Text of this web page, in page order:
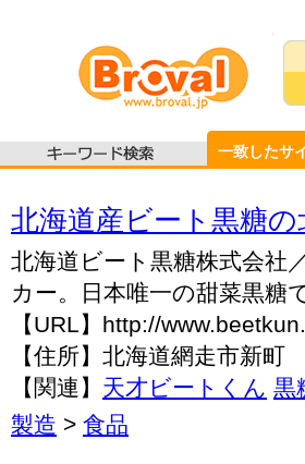
一致したサ
北海道産ビート黒糖
北海道ビート黒糖株式会社
カー。日本唯一の甜菜黒糖
【URL】http://
【住所】北海道網走市新町
【関連】 天才ビートくん 黒
製造 > 食品